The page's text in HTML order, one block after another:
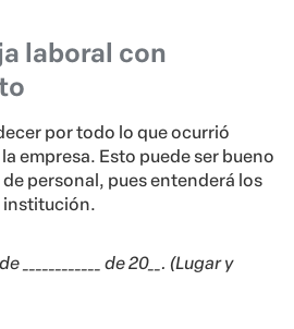
laboral con
por todo lo que ocurrió
empresa. Esto puede ser bueno
personal, pues entenderá los
institución.
de ____________ de 20__. (Lugar y